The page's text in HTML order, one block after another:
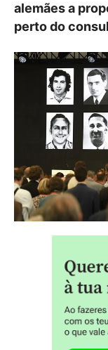
alemães a
perto do